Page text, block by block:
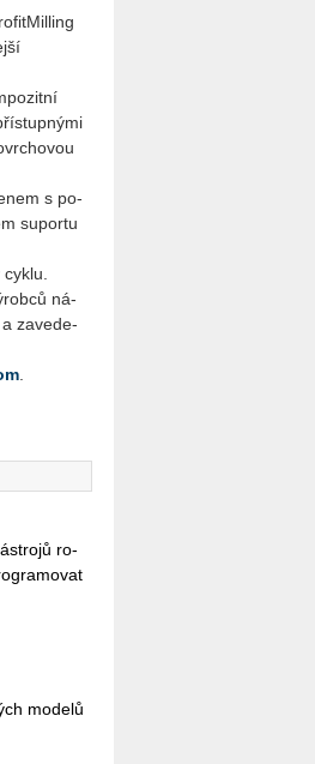
s po­
supor­tu
ná­
a za­ve­de­
ro­
mo­de­lů